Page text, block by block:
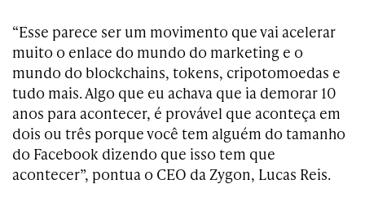
“Esse parece ser um movimento que vai acelerar
muito o enlace do mundo do marketing e o
mundo do blockchains, tokens, cripotomoedas e
tudo mais. Algo que eu achava que ia demorar 10
anos para acontecer, é provável que aconteça em
dois ou três porque você tem alguém do tamanho
do Facebook dizendo que isso tem que
acontecer”, pontua o CEO da Zygon, Lucas Reis.